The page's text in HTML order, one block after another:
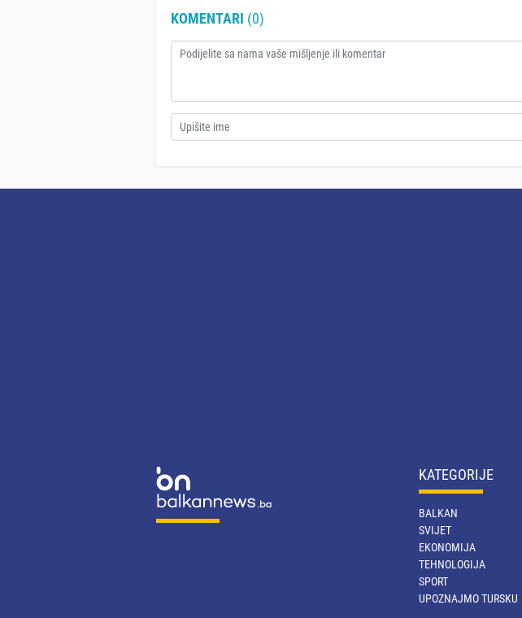
KOMENTARI (0)
KATEGORIJE
BALKAN
SVIJET
EKONOMIJA
TEHNOLOGIJA
SPORT
UPOZNAJMO TURSKU